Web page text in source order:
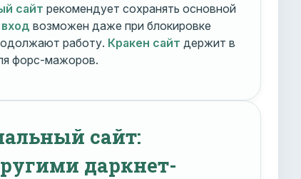
сайт рекомендует сохранять основной
возможен даже при блокировке
работу. Кракен сайт держит в
форс-мажоров.
сайт:
даркнет-